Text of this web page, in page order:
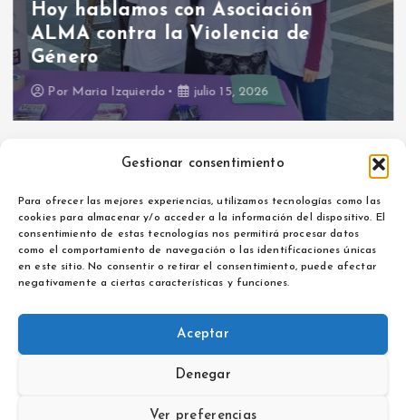
Gestionar consentimiento
Para ofrecer las mejores experiencias, utilizamos tecnologías como las
cookies para almacenar y/o acceder a la información del dispositivo. El
consentimiento de estas tecnologías nos permitirá procesar datos
como el comportamiento de navegación o las identificaciones únicas
en este sitio. No consentir o retirar el consentimiento, puede afectar
negativamente a ciertas características y funciones.
Aceptar
Denegar
Ver preferencias
Hoy hablamos con Asociación
ALMA contra la Violencia de
Género
Por Maria Izquierdo julio 15, 2026
Aviso legal
Política de privacidad
Copyright © 2026 La Noticia de Extremadura | Powered by